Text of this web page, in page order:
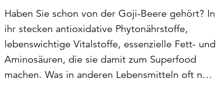
Haben Sie schon von der Goji-Beere gehört? In
ihr stecken antioxidative Phytonährstoffe,
lebenswichtige Vitalstoffe, essenzielle Fett- und
Aminosäuren, die sie damit zum Superfood
machen. Was in anderen Lebensmitteln oft nur